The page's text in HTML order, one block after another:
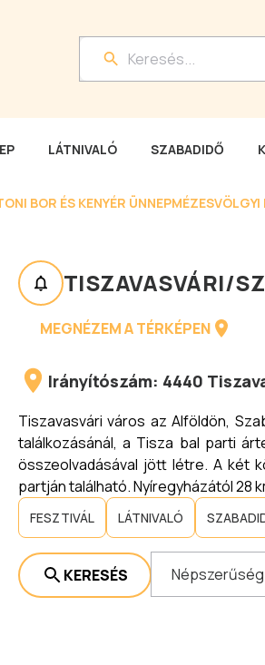
LÁTNIVALÓ SZABADIDŐ
BOR ÉS KENYÉR ÜNNEPMÉZESVÖLGYI
TISZAVASVÁRI/
MEGNÉZEM A TÉRKÉPEN
Irányítószám: 4440
Tiszavasvári város az Alföldön,
találkozásánál, a Tisza bal parti
összeolvadásával jött létre. A két
partján található. Nyíregyházától 28
FESZTIVÁL LÁTNIVALÓ
KERESÉS Népszerűség